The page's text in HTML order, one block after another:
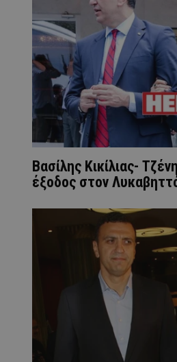
Βασίλης Κικίλιας-
έξοδος στον